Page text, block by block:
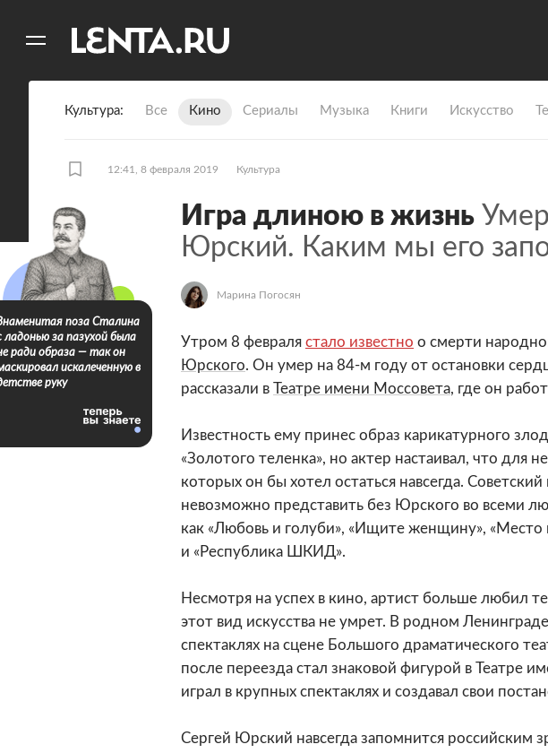
Культура Все Кино Сериалы Музыка Книги Искусство
12:41, 8 февраля 2019 Культура
Игра длиною в жизнь
Юрский. Каким мы его
Марина Погосян
9 фото
Утром 8 февраля стало известно о смерти
Юрского. Он умер на 84-м году от остановки
рассказали в Театре имени Моссовета, где он
Известность ему принес образ карикатурного
«Золотого теленка», но актер настаивал, что для
которых он бы хотел остаться навсегда.
невозможно представить без Юрского во всеми
как «Любовь и голуби», «Ищите женщину», «Место
и «Республика ШКИД».
Несмотря на успех в кино, артист больше любил
этот вид искусства не умрет. В родном
спектаклях на сцене Большого драматического
после переезда стал знаковой фигурой в Театре
играл в крупных спектаклях и создавал свои
Сергей Юрский навсегда запомнится российским
поза Сталина
ладонью за пазухой была
ради образа — так он
искалеченную в
руку